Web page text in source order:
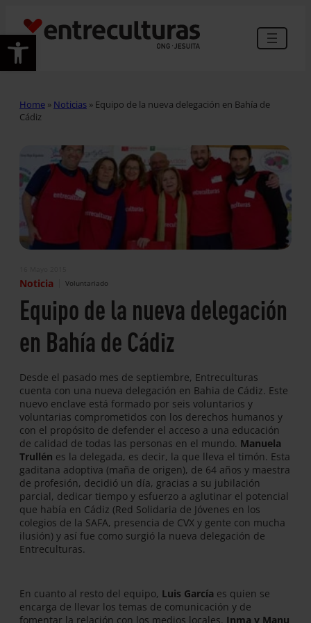
Abrir barra de herramientas
Home » Noticias » Equipo de la nueva delegación en Bahía de
Cádiz
Noticia Voluntariado
Equipo de la nueva delegación
en Bahía de Cádiz
Desde el pasado mes de septiembre, Entreculturas
cuenta con una nueva delegación en Bahia de Cádiz. Este
nuevo enclave está formado por seis voluntarios y
voluntarias comprometidos con los derechos humanos y
con el propósito de defender el acceso a una educación
de calidad de todas las personas en el mundo. Manuela
Trullén es la delegada, es decir, la que lleva el timón. Esta
gaditana adoptiva (maña de origen), de 64 años y maestra
de profesión, decidió un día, gracias a su jubilación
parcial, dedicar tiempo y esfuerzo a aglutinar el potencial
que había en Cádiz (Red Solidaria de Jóvenes en los
colegios de la SAFA, presencia de CVX y gente con mucha
ilusión) y así fue como surgió la nueva delegación de
Entreculturas.
En cuanto al resto del equipo, Luis García es quien se
encarga de llevar los temas de comunicación y de
fomentar la relación con los medios locales. Inma y Manu